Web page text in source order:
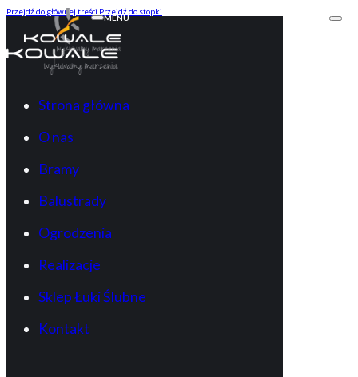
Przejdź do głównej treści Przejdź do stopki
MENU
Strona główna
O nas
Bramy
Balustrady
Ogrodzenia
Realizacje
Sklep Łuki Ślubne
Kontakt